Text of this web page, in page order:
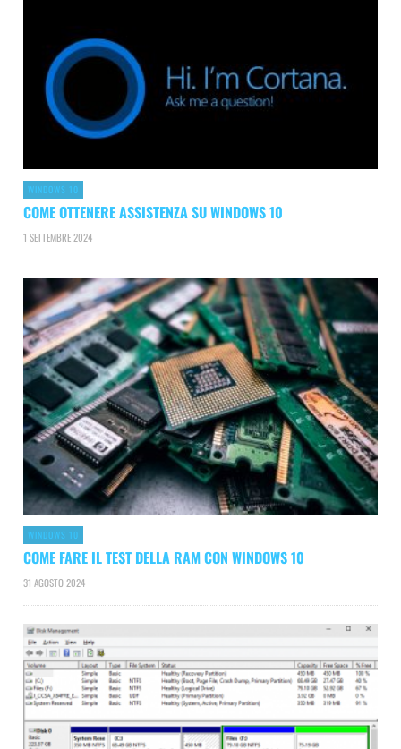
WINDOWS 10
COME OTTENERE ASSISTENZA SU WINDOWS 10
1 SETTEMBRE 2024
WINDOWS 10
COME FARE IL TEST DELLA RAM CON WINDOWS 10
31 AGOSTO 2024